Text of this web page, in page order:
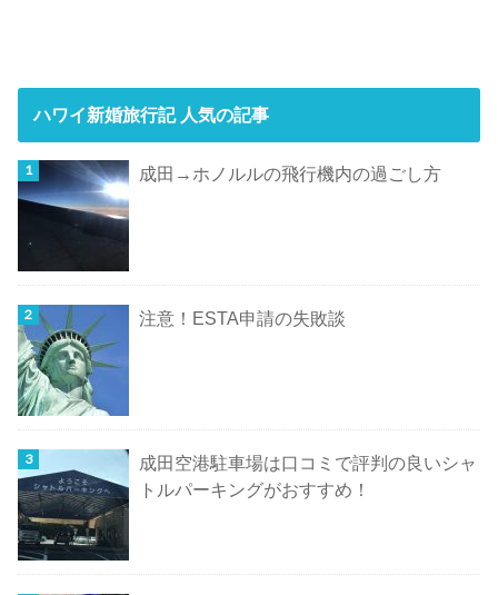
ハワイ新婚旅行記 人気の記事
成田→ホノルルの飛行機内の過ごし方
注意！ESTA申請の失敗談
成田空港駐車場は口コミで評判の良いシャ
トルパーキングがおすすめ！